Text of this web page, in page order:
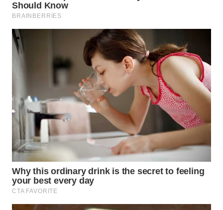
SUMEDANG
CIANJUR
KEPULAUAN
SERIBU
WN
TANGERANG
WN
BINJAI
WN
CIREBON